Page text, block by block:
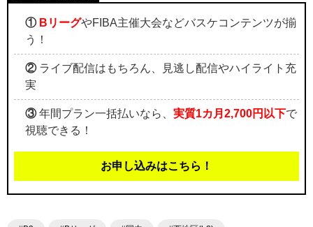
① BリーグやFIBA主催大会などバスケコンテンツが揃
う！
②ライブ配信はもちろん、見逃し配信やハイライト充
実
③年間プラン一括払いなら、 実質1カ月2,700円以下で
視聴できる！
お申し込みはこちら！